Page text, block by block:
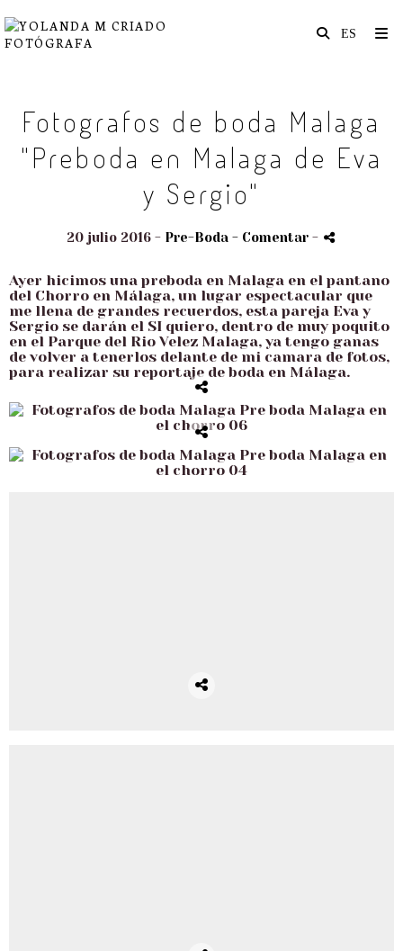
Fotografos de boda Malaga
"Preboda en Malaga de Eva
y Sergio"
20 julio 2016 - Pre-Boda - Comentar -
Ayer hicimos una preboda en Malaga en el pantano
del Chorro en Málaga, un lugar espectacular que
me llena de grandes recuerdos, esta pareja Eva y
Sergio se darán el SI quiero, dentro de muy poquito
en el Parque del Rio Velez Malaga, ya tengo ganas
de volver a tenerlos delante de mi camara de fotos,
para realizar su reportaje de boda en Málaga.